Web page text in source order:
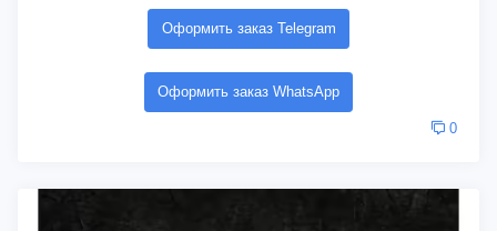
Оформить заказ Telegram
Оформить заказ WhatsApp
0